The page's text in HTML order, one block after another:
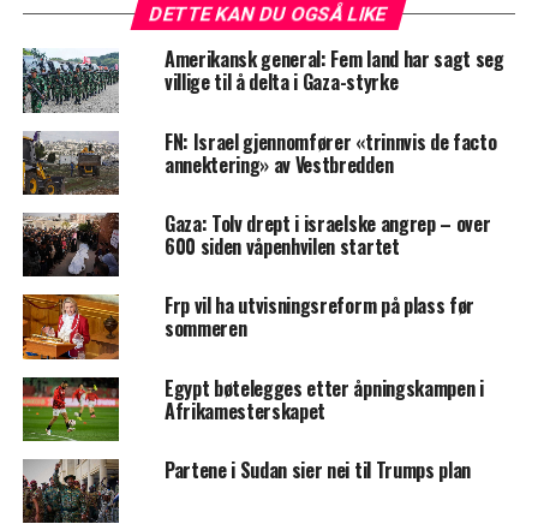
DETTE KAN DU OGSÅ LIKE
Amerikansk general: Fem land har sagt seg
villige til å delta i Gaza-styrke
FN: Israel gjennomfører «trinnvis de facto
annektering» av Vestbredden
Gaza: Tolv drept i israelske angrep – over
600 siden våpenhvilen startet
Frp vil ha utvisningsreform på plass før
sommeren
Egypt bøtelegges etter åpningskampen i
Afrikamesterskapet
Partene i Sudan sier nei til Trumps plan